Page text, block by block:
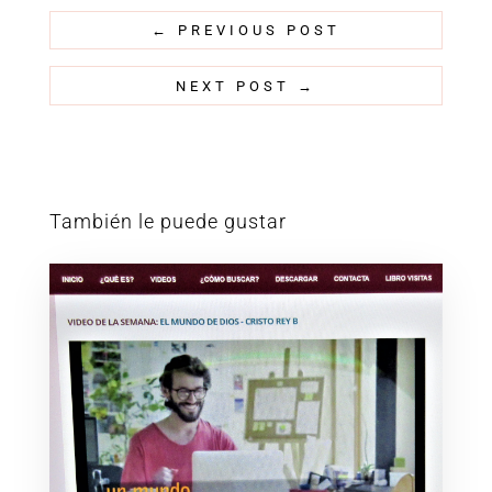
← PREVIOUS POST
NEXT POST →
También le puede gustar